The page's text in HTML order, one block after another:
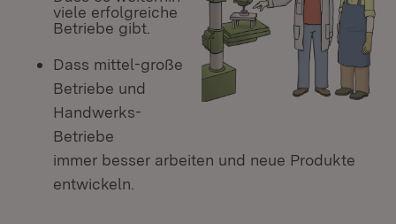
viele erfolgreiche
Betriebe gibt.
Dass mittel-große
Betriebe und
Handwerks-
Betriebe
immer besser arbeiten und neue Produkte
entwickeln.